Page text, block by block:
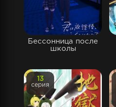
Бессонница после
школы
13
серия